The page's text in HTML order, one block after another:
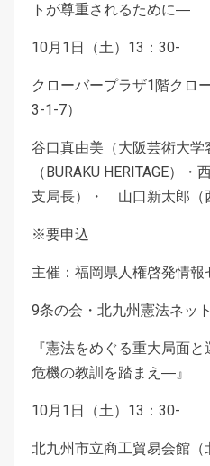
トが尊重されるために―
10月1日（土）13：30-
クローバープラザ1階クロ
3-1-7）
谷口真由美（大阪芸術大
（BURAKU HERITAGE）
支局長）・ 山口新太郎（
※要申込
主催：福岡県人権啓発情報
9条の会・北九州憲法ネッ
『憲法をめぐる重大局面
危機の教訓を踏まえ―』
10月1日（土）13：30-
北九州市立商工貿易会館